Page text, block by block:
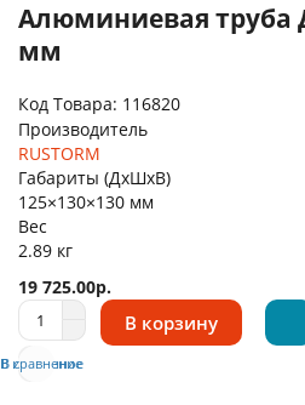
Алюминиевая труба
мм
Код Товара: 116820
Производитель
RUSTORM
Габариты (ДхШхВ)
125×130×130 мм
Вес
2.89 кг
19 725.00р.
В корзину
В избранное
В сравнение